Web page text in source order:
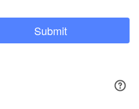
О.
с. Остров, ул. Новая, д. 1А